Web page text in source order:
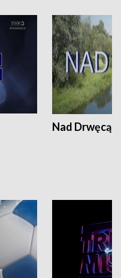
Nad Drwęcą